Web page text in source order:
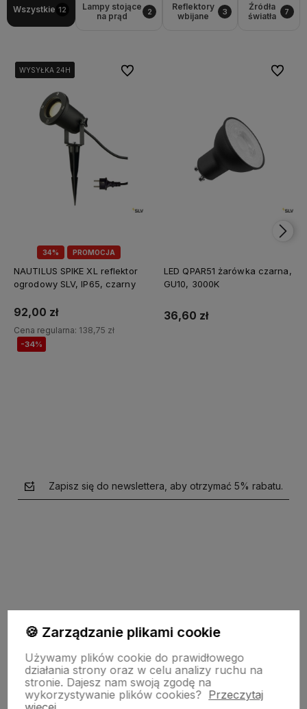
Wszystkie 12
Lampy stojące
na prąd
2
Reflektory
wbijane
3
Źródła
światła
7
34% PROMOCJA
WYSYŁKA 24H
WYSYŁKA 24H
WYSYŁKA 24H
NAUTILUS SPIKE XL reflektor
ogrodowy SLV, IP65, czarny
92,00 zł
Cena regularna: 138,75 zł
-34%
Do ulubionych
LED QPAR51 żarówka czarna,
GU10, 3000K
36,60 zł
Do
Zapisz się do newslettera, aby otrzymać 5% rabatu.
polityce prywatności
garden-lighting.pl
Obsługa klienta
🍪 Zarządzanie plikami cookie
Używamy plików cookie do prawidłowego
działania strony oraz w celu analizy ruchu na
stronie. Dajesz nam swoją zgodę na
wykorzystywanie plików cookies? Przeczytaj